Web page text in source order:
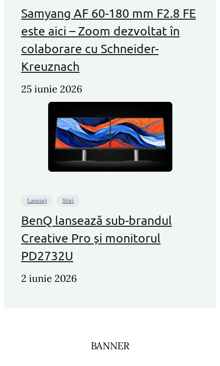
Samyang AF 60-180 mm F2.8 FE
este aici – Zoom dezvoltat în
colaborare cu Schneider-
Kreuznach
25 iunie 2026
Lansari Stiri
BenQ lansează sub-brandul
Creative Pro și monitorul
PD2732U
2 iunie 2026
BANNER